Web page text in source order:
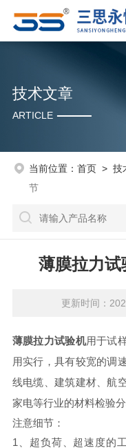
技术文章
ARTICLE
当前位置： 首页> 技
节
薄膜拉力
更新时间：
薄膜拉力试验机用于试
用实行，具有较宽的调
线电缆、建筑建材、航
家电等行业的材料检验分
注意细节：
1、超负荷、超速度的